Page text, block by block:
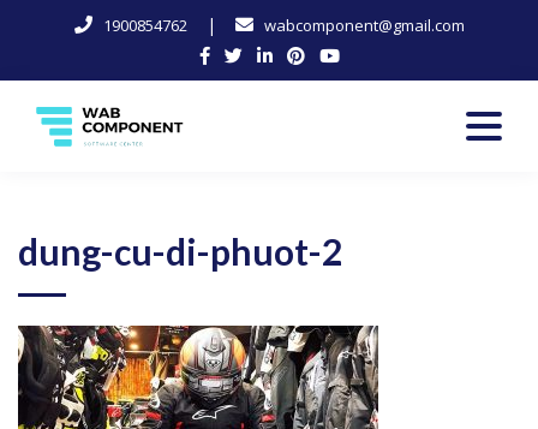
1900854762 | wabcomponent@gmail.com
content
dung-cu-di-phuot-2